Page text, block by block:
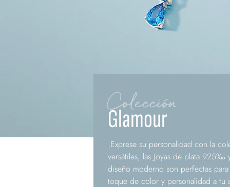
Colección
Glamour
¡Exprese su personalidad con la
versátiles, las Joyas de plata 925‰
diseño moderno son perfectas
toque de color y personalidad a tu